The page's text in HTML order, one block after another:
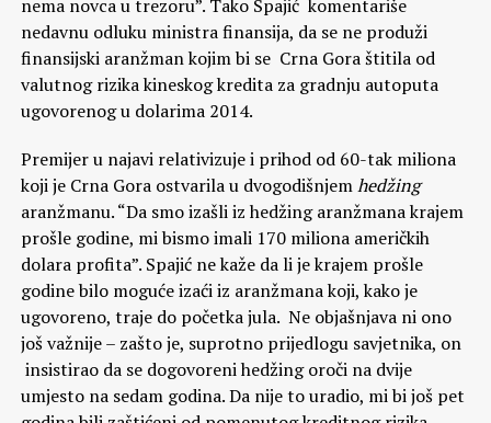
nema novca u trezoru”. Tako Spajić komentariše
nedavnu odluku ministra finansija, da se ne produži
finansijski aranžman kojim bi se Crna Gora štitila od
valutnog rizika kineskog kredita za gradnju autoputa
ugovorenog u dolarima 2014.
Premijer u najavi relativizuje i prihod od 60-tak miliona
koji je Crna Gora ostvarila u dvogodišnjemhedžing
aranžmanu. “Da smo izašli iz hedžing aranžmana krajem
prošle godine, mi bismo imali 170 miliona američkih
dolara profita”. Spajić ne kaže da li je krajem prošle
godine bilo moguće izaći iz aranžmana koji, kako je
ugovoreno, traje do početka jula. Ne objašnjava ni ono
još važnije – zašto je, suprotno prijedlogu savjetnika, on
insistirao da se dogovoreni hedžing oroči na dvije
umjesto na sedam godina. Da nije to uradio, mi bi još pet